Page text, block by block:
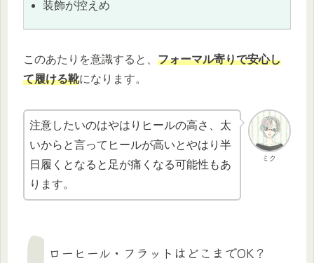
装飾が控えめ
このあたりを意識すると、 フォーマル寄りで安心し
て履ける靴になります。
ミク
注意したいのはやはりヒールの高さ、太
いからと言ってヒールが高いとやはり半
日履くとなると足が痛くなる可能性もあ
ります。
ローヒール・フラットはどこまでOK？